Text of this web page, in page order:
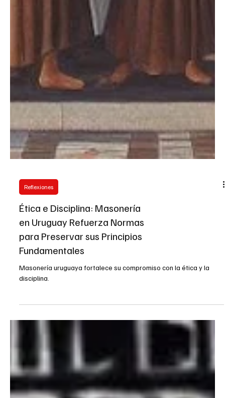
Ética e Disciplina: Masonería
en Uruguay Refuerza Normas